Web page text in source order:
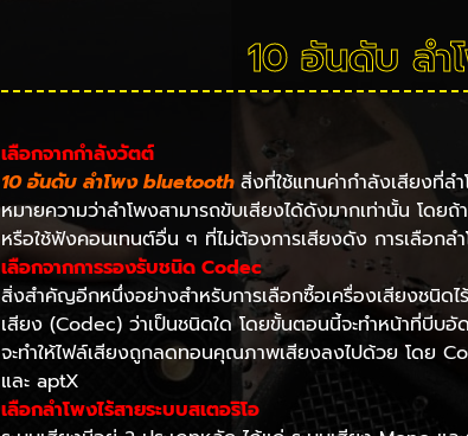
10 อันดับ ลํา
เลือกจากกำลังวัตต์
10 อันดับ ลําโพง bluetooth สิ่งที่ใช้แทนค่ากำลังเสียงที่ล
หมายความว่าลำโพงสามารถขับเสียงได้ดังมากเท่านั้น โด
หรือใช้ฟังคอนเทนต์อื่น ๆ ที่ไม่ต้องการเสียงดัง การเลือก
เลือกจากการรองรับชนิด Codec
สิ่งสำคัญอีกหนึ่งอย่างสำหรับการเลือกซื้อเครื่องเสียงชนิดไ
เสียง (Codec) ว่าเป็นชนิดใด โดยขั้นตอนนี้จะทำหน้าที่บี
จะทำให้ไฟล์เสียงถูกลดทอนคุณภาพเสียงลงไปด้วย โดย
และ aptX
เลือกลำโพงไร้สายระบบสเตอริโอ